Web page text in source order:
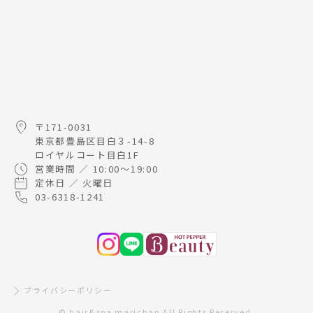
〒171-0031
東京都豊島区目白３-14-8
ロイヤルコート目白1F
営業時間 ／ 10:00～19:00
定休日 ／ 火曜日
03-6318-1241
プライバシーポリシー